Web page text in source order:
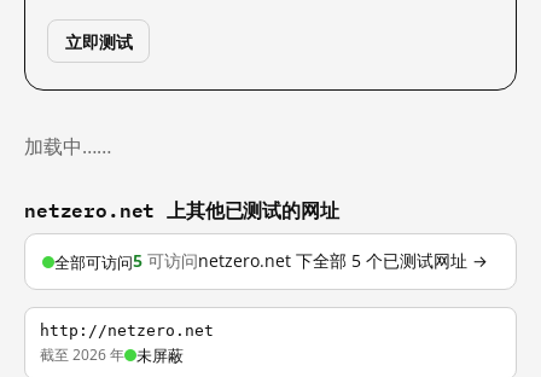
立即测试
加载中……
netzero.net 上其他已测试的网址
全部可访问5 可访问netzero.net 下全部 5 个已测试网址 →
http://netzero.net
截至 2026 年 未屏蔽